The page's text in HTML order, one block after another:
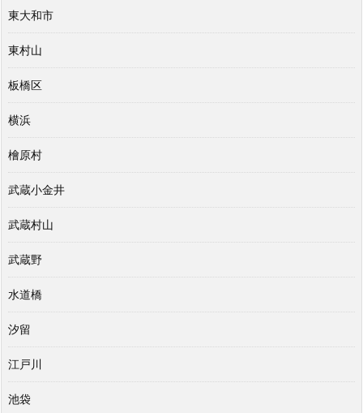
東大和市
東村山
板橋区
横浜
檜原村
武蔵小金井
武蔵村山
武蔵野
水道橋
汐留
江戸川
池袋